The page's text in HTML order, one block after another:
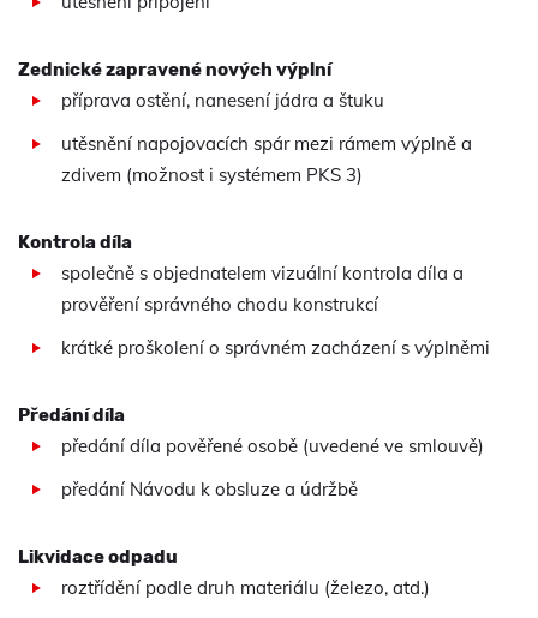
Zednické zapravené nových výplní
příprava ostění, nanesení jádra a štuku
utěsnění napojovacích spár mezi rámem výplně a
zdivem (možnost i systémem PKS 3)
Kontrola díla
společně s objednatelem vizuální kontrola díla a
prověření správného chodu konstrukcí
krátké proškolení o správném zacházení s výplněmi
Předání díla
předání díla pověřené osobě (uvedené ve smlouvě)
předání Návodu k obsluze a údržbě
Likvidace odpadu
roztřídění podle druh materiálu (železo, atd.)